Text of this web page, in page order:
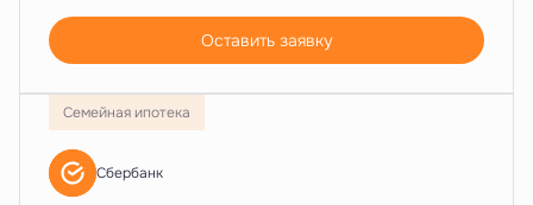
Оставить заявку
Семейная ипотека
Сбербанк